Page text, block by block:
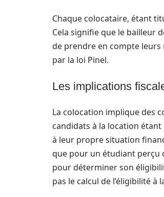
Chaque colocataire, étant
Cela signifie que le bailleur
de prendre en compte leurs
par la loi Pinel.
Les implications
La colocation implique des
candidats à la location
à leur propre situation
que pour un étudiant perçu
pour déterminer son
pas le calcul de l’éligibilité à